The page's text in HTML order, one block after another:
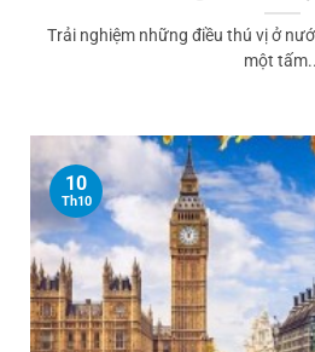
Trải nghiệm những điều thú vị ở
một
10
Th10